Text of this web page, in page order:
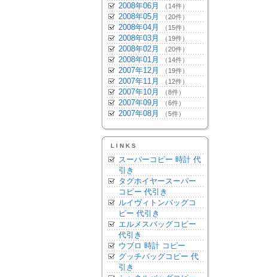
2008年06月 （14件）
2008年05月 （20件）
2008年04月 （15件）
2008年03月 （19件）
2008年02月 （20件）
2008年01月 （14件）
2007年12月 （19件）
2007年11月 （12件）
2007年10月 （8件）
2007年09月 （6件）
2007年08月 （5件）
LINKS
スーパーコピー 時計 代
引き
タグホイヤースーパー
コピー 代引き
ルイヴィトンバッグコ
ピー 代引き
エルメスバッグコピー
代引き
ウブロ 時計 コピー
グッチバッグコピー 代
引き